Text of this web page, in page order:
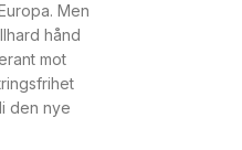
Men
hånd
mot
den nye